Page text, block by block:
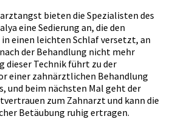
bieten die Spezialisten des
eine Sedierung an, die den
einen leichten Schlaf versetzt, an
der Behandlung nicht mehr
dieser Technik führt zu der
einer zahnärztlichen Behandlung
und beim nächsten Mal geht der
zum Zahnarzt und kann die
Betäubung ruhig ertragen.